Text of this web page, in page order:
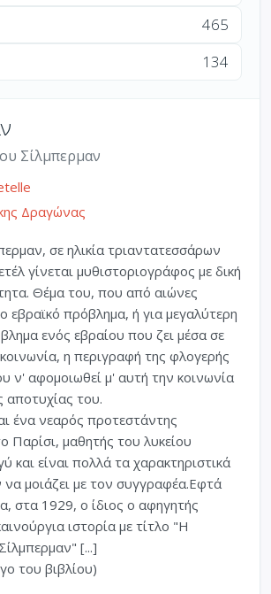
465
134
Σίλμπερμαν
Δραγώνας
σε ηλικία τριαντατεσσάρων
γίνεται μυθιστοριογράφος με δική
Θέμα του, που από αιώνες
εβραϊκό πρόβλημα, ή για μεγαλύτερη
ενός εβραίου που ζει μέσα σε
κοινωνία, η περιγραφή της φλογερής
ν' αφομοιωθεί μ' αυτή την κοινωνία
αποτυχίας του.
ένα νεαρός προτεστάντης
Παρίσι, μαθητής του λυκείου
και είναι πολλά τα χαρακτηριστικά
μοιάζει με τον συγγραφέα.Εφτά
στα 1929, ο ίδιος ο αφηγητής
ιστορία με τίτλο "Η
[...]
του βιβλίου)